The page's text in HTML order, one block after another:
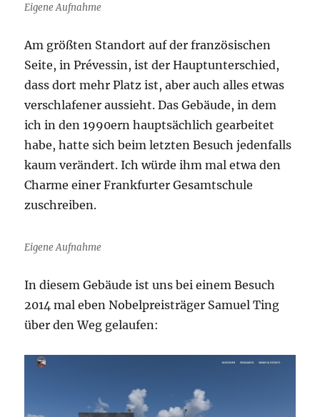
Eigene Aufnahme
Am größten Standort auf der französischen
Seite, in Prévessin, ist der Hauptunterschied,
dass dort mehr Platz ist, aber auch alles etwas
verschlafener aussieht. Das Gebäude, in dem
ich in den 1990ern hauptsächlich gearbeitet
habe, hatte sich beim letzten Besuch jedenfalls
kaum verändert. Ich würde ihm mal etwa den
Charme einer Frankfurter Gesamtschule
zuschreiben.
Eigene Aufnahme
In diesem Gebäude ist uns bei einem Besuch
2014 mal eben Nobelpreisträger Samuel Ting
über den Weg gelaufen: